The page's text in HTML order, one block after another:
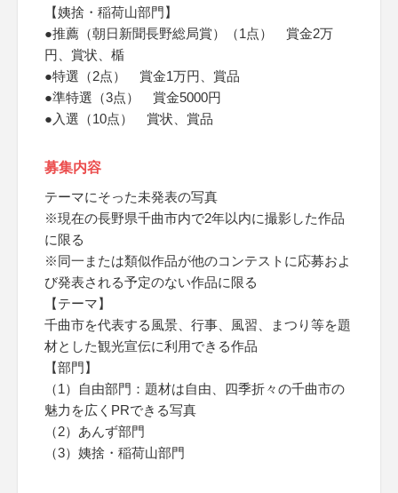
【姨捨・稲荷山部門】
●推薦（朝日新聞長野総局賞）（1点） 賞金2万
円、賞状、楯
●特選（2点） 賞金1万円、賞品
●準特選（3点） 賞金5000円
●入選（10点） 賞状、賞品
募集内容
テーマにそった未発表の写真
※現在の長野県千曲市内で2年以内に撮影した作品
に限る
※同一または類似作品が他のコンテストに応募およ
び発表される予定のない作品に限る
【テーマ】
千曲市を代表する風景、行事、風習、まつり等を題
材とした観光宣伝に利用できる作品
【部門】
（1）自由部門：題材は自由、四季折々の千曲市の
魅力を広くPRできる写真
（2）あんず部門
（3）姨捨・稲荷山部門